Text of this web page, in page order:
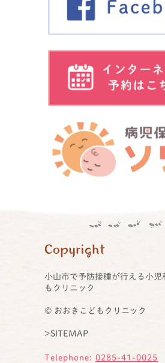
Copyright
小山市で予防接種が行える小児
もクリニック
© おおきこどもクリニック
>SITEMAP
Telephone: 0285-41-0025